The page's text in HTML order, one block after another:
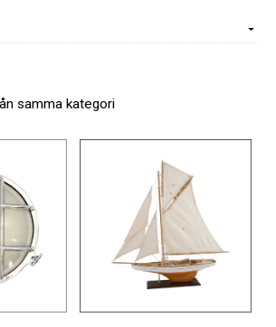
samma kategori